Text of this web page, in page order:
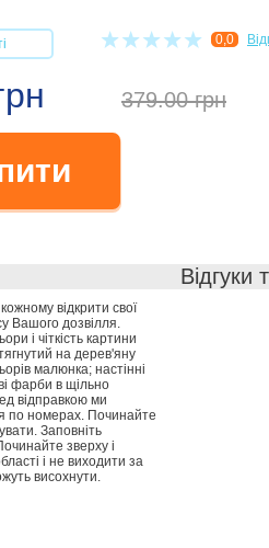
0,0
379.00грн
Відгуки
відкрити свої
Вашого дозвілля.
і чіткість картини
на дерев'яну
малюнка; настінні
фарби в щільно
відправкою ми
по номерах. Починайте
Заповніть
зверху і
і не виходити за
висохнути.